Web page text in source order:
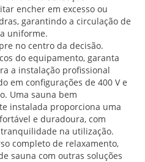
encher em excesso ou
garantindo a circulação de
uniforme.
no centro da decisão.
do equipamento, garanta
a instalação profissional
em configurações de 400 V e
Uma sauna bem
instalada proporciona uma
e duradoura, com
na utilização.
completo de relaxamento,
sauna com outras soluções